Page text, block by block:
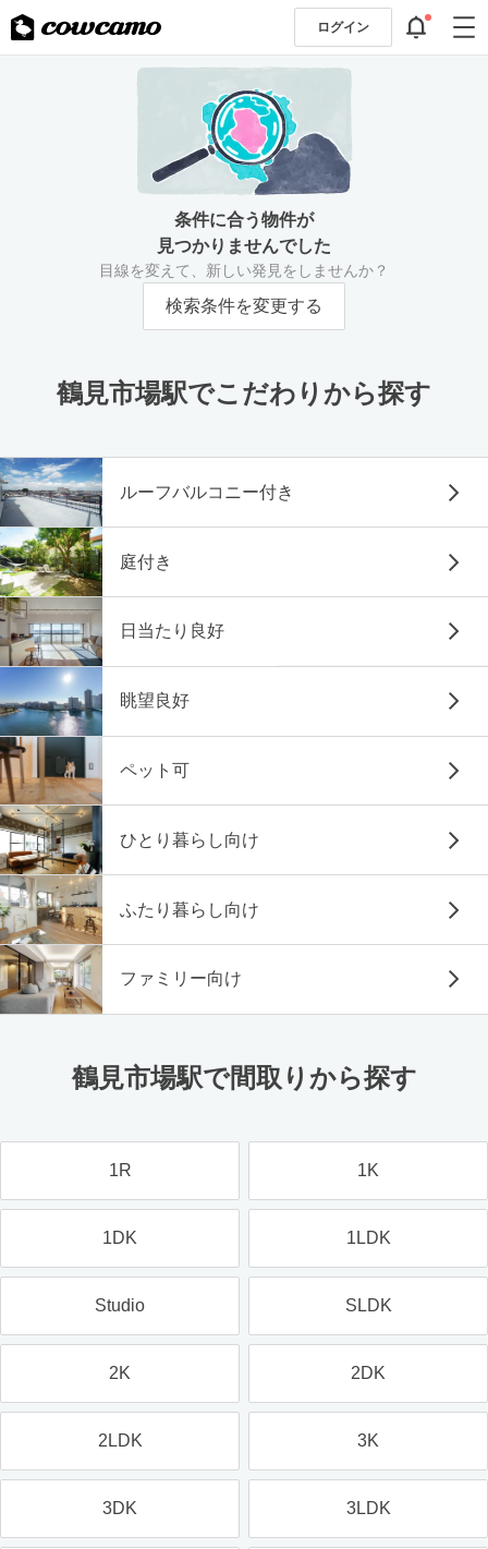
ログイン
条件に合う物件が
見つかりませんでした
目線を変えて、新しい発見をしませんか？
検索条件を変更する
鶴見市場駅でこだわりから探す
ルーフバルコニー付き
庭付き
日当たり良好
眺望良好
ペット可
ひとり暮らし向け
ふたり暮らし向け
ファミリー向け
鶴見市場駅で間取りから探す
1R 1K
1DK 1LDK
Studio SLDK
2K 2DK
2LDK 3K
3DK 3LDK